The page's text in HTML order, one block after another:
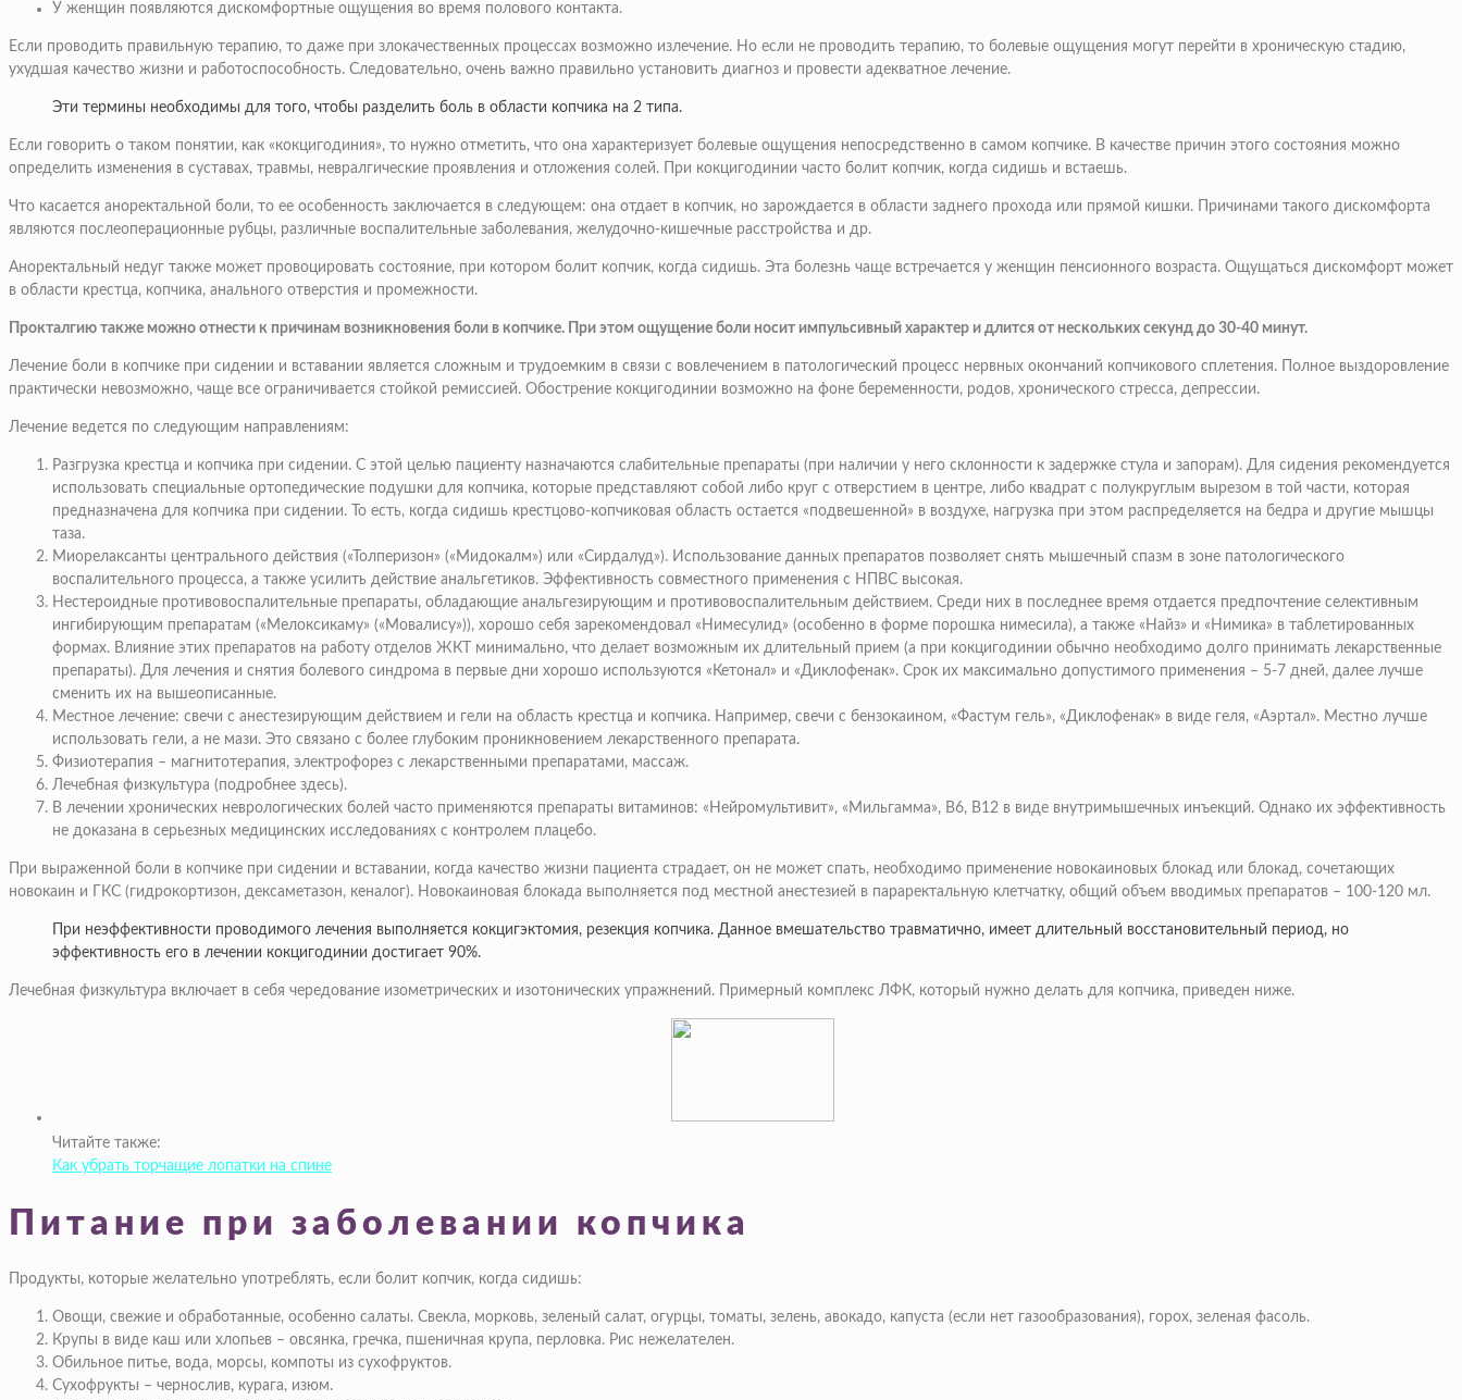
У женщин появляются дискомфортные ощущения во время полового контакта.
Если проводить правильную терапию, то даже при злокачественных процессах возможно излечение. Но если не проводить терапию, то болевые ощущения могут перейти в хроническую стадию,
ухудшая качество жизни и работоспособность. Следовательно, очень важно правильно установить диагноз и провести адекватное лечение.
Эти термины необходимы для того, чтобы разделить боль в области копчика на 2 типа.
Если говорить о таком понятии, как «кокцигодиния», то нужно отметить, что она характеризует болевые ощущения непосредственно в самом копчике. В качестве причин этого состояния можно
определить изменения в суставах, травмы, невралгические проявления и отложения солей. При кокцигодинии часто болит копчик, когда сидишь и встаешь.
Что касается аноректальной боли, то ее особенность заключается в следующем: она отдает в копчик, но зарождается в области заднего прохода или прямой кишки. Причинами такого дискомфорта
являются послеоперационные рубцы, различные воспалительные заболевания, желудочно-кишечные расстройства и др.
Аноректальный недуг также может провоцировать состояние, при котором болит копчик, когда сидишь. Эта болезнь чаще встречается у женщин пенсионного возраста. Ощущаться дискомфорт может
в области крестца, копчика, анального отверстия и промежности.
Прокталгию также можно отнести к причинам возникновения боли в копчике. При этом ощущение боли носит импульсивный характер и длится от нескольких секунд до 30-40 минут.
Лечение боли в копчике при сидении и вставании является сложным и трудоемким в связи с вовлечением в патологический процесс нервных окончаний копчикового сплетения. Полное выздоровление
практически невозможно, чаще все ограничивается стойкой ремиссией. Обострение кокцигодинии возможно на фоне беременности, родов, хронического стресса, депрессии.
Лечение ведется по следующим направлениям:
Разгрузка крестца и копчика при сидении. С этой целью пациенту назначаются слабительные препараты (при наличии у него склонности к задержке стула и запорам). Для сидения рекомендуется
использовать специальные ортопедические подушки для копчика, которые представляют собой либо круг с отверстием в центре, либо квадрат с полукруглым вырезом в той части, которая
предназначена для копчика при сидении. То есть, когда сидишь крестцово-копчиковая область остается «подвешенной» в воздухе, нагрузка при этом распределяется на бедра и другие мышцы
таза.
Миорелаксанты центрального действия («Толперизон» («Мидокалм») или «Сирдалуд»). Использование данных препаратов позволяет снять мышечный спазм в зоне патологического
воспалительного процесса, а также усилить действие анальгетиков. Эффективность совместного применения с НПВС высокая.
Нестероидные противовоспалительные препараты, обладающие анальгезирующим и противовоспалительным действием. Среди них в последнее время отдается предпочтение селективным
ингибирующим препаратам («Мелоксикаму» («Мовалису»)), хорошо себя зарекомендовал «Нимесулид» (особенно в форме порошка нимесила), а также «Найз» и «Нимика» в таблетированных
формах. Влияние этих препаратов на работу отделов ЖКТ минимально, что делает возможным их длительный прием (а при кокцигодинии обычно необходимо долго принимать лекарственные
препараты). Для лечения и снятия болевого синдрома в первые дни хорошо используются «Кетонал» и «Диклофенак». Срок их максимально допустимого применения – 5-7 дней, далее лучше
сменить их на вышеописанные.
Местное лечение: свечи с анестезирующим действием и гели на область крестца и копчика. Например, свечи с бензокаином, «Фастум гель», «Диклофенак» в виде геля, «Аэртал». Местно лучше
использовать гели, а не мази. Это связано с более глубоким проникновением лекарственного препарата.
Физиотерапия – магнитотерапия, электрофорез с лекарственными препаратами, массаж.
Лечебная физкультура (подробнее здесь).
В лечении хронических неврологических болей часто применяются препараты витаминов: «Нейромультивит», «Мильгамма», В6, В12 в виде внутримышечных инъекций. Однако их эффективность
не доказана в серьезных медицинских исследованиях с контролем плацебо.
При выраженной боли в копчике при сидении и вставании, когда качество жизни пациента страдает, он не может спать, необходимо применение новокаиновых блокад или блокад, сочетающих
новокаин и ГКС (гидрокортизон, дексаметазон, кеналог). Новокаиновая блокада выполняется под местной анестезией в параректальную клетчатку, общий объем вводимых препаратов – 100-120 мл.
При неэффективности проводимого лечения выполняется кокцигэктомия, резекция копчика. Данное вмешательство травматично, имеет длительный восстановительный период, но
эффективность его в лечении кокцигодинии достигает 90%.
Лечебная физкультура включает в себя чередование изометрических и изотонических упражнений. Примерный комплекс ЛФК, который нужно делать для копчика, приведен ниже.
Читайте также:
Как убрать торчащие лопатки на спине
Питание при заболевании копчика
Продукты, которые желательно употреблять, если болит копчик, когда сидишь:
Овощи, свежие и обработанные, особенно салаты. Свекла, морковь, зеленый салат, огурцы, томаты, зелень, авокадо, капуста (если нет газообразования), горох, зеленая фасоль.
Крупы в виде каш или хлопьев – овсянка, гречка, пшеничная крупа, перловка. Рис нежелателен.
Обильное питье, вода, морсы, компоты из сухофруктов.
Сухофрукты – чернослив, курага, изюм.